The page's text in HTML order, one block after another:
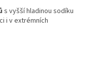
s vyšší hladinou sodíku
i v extrémních